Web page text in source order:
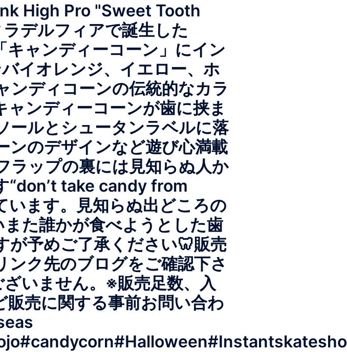
High Pro "Sweet Tooth
デルフィアで誕生した
ャンディーコーン」にイン
イオレンジ、イエロー、ホ
ンディコーンの伝統的なカラ
ンディーコーンが歯に挟ま
ールとシュータンラベルに落
ンのデザインなど遊び心満載
ラップの裏には見知らぬ人か
“don’t take candy from
ます。見知らぬ出どころの
た誰かが食べようとした歯
が予めご了承ください🦷販売
ク先のブログをご確認下さ
いません。※販売足数、入
売に関する事前お問い合わ